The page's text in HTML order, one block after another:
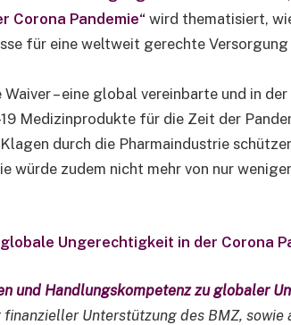
Corona Pandemie“ wird thematisiert,
für eine weltweit gerechte
– eine global vereinbarte und in
Medizinprodukte für die Zeit der
durch die Pharmaindustrie
würde zudem nicht mehr von nur
Ungerechtigkeit in der Corona
und Handlungskompetenz zu globaler
Unterstützung des BMZ,